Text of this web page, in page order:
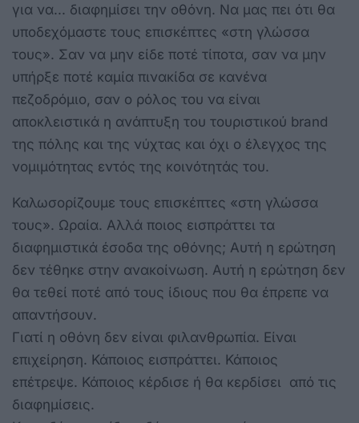
για να... διαφημίσει την οθόνη. Να μας πει ότι θα
υποδεχόμαστε τους επισκέπτες «στη γλώσσα
τους». Σαν να μην είδε ποτέ τίποτα, σαν να μην
υπήρξε ποτέ καμία πινακίδα σε κανένα
πεζοδρόμιο, σαν ο ρόλος του να είναι
αποκλειστικά η ανάπτυξη του τουριστικού brand
της πόλης και της νύχτας και όχι ο έλεγχος της
νομιμότητας εντός της κοινότητάς του.
Καλωσορίζουμε τους επισκέπτες «στη γλώσσα
τους». Ωραία. Αλλά ποιος εισπράττει τα
διαφημιστικά έσοδα της οθόνης; Αυτή η ερώτηση
δεν τέθηκε στην ανακοίνωση. Αυτή η ερώτηση δεν
θα τεθεί ποτέ από τους ίδιους που θα έπρεπε να
απαντήσουν.
Γιατί η οθόνη δεν είναι φιλανθρωπία. Είναι
επιχείρηση. Κάποιος εισπράττει. Κάποιος
επέτρεψε. Κάποιος κέρδισε ή θα κερδίσει από τις
διαφημίσεις.